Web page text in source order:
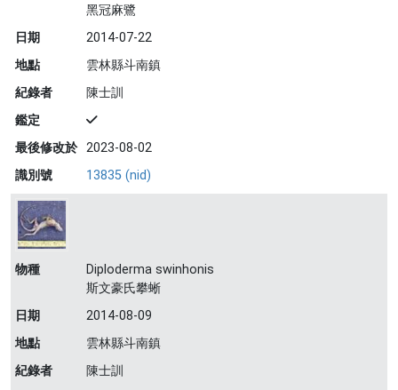
黑冠麻鷺
日期
2014-07-22
地點
雲林縣斗南鎮
紀錄者
陳士訓
鑑定
最後修改於 2023-08-02
識別號
13835 (nid)
物種
Diploderma swinhonis
斯文豪氏攀蜥
日期
2014-08-09
地點
雲林縣斗南鎮
紀錄者
陳士訓